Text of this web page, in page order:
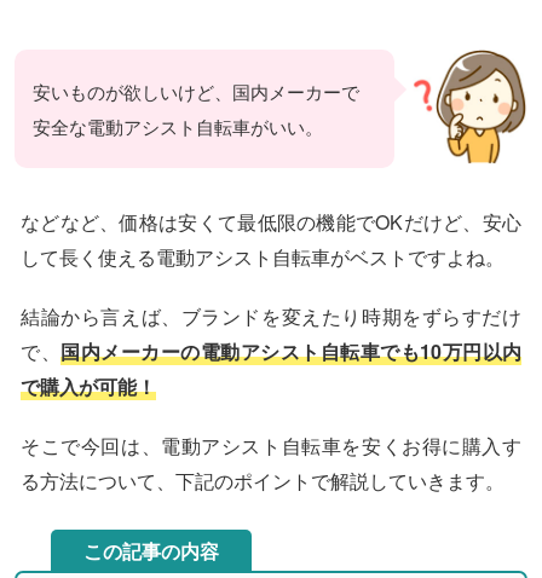
安いものが欲しいけど、国内メーカーで
安全な電動アシスト自転車がいい。
などなど、価格は安くて最低限の機能でOKだけど、安心
して長く使える電動アシスト自転車がベストですよね。
結論から言えば、ブランドを変えたり時期をずらすだけ
で、 国内メーカーの電動アシスト自転車でも10万円以内
で購入が可能！
そこで今回は、電動アシスト自転車を安くお得に購入す
る方法について、下記のポイントで解説していきます。
この記事の内容